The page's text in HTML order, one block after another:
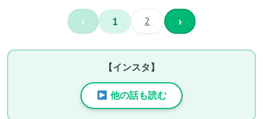
‹ 1 2 ›
【インスタ】
他の話も読む